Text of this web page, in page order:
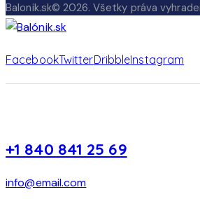
Balonik.sk© 2026. Všetky práva
FacebookTwitterDribbleInstagram
+1 840 841 25 69
info@email.com